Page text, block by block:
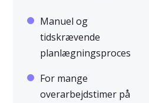
Manuel og
tidskrævende
planlægningsproces
For mange
overarbejdstimer på